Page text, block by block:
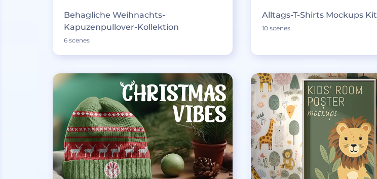
Behagliche Weihnachts-
Kapuzenpullover-Kollektion
6 scenes
Alltags-T-Shirts Mockups Kit
10 scenes